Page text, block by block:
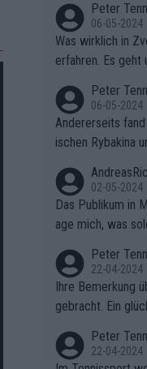
Peter
06-05-2024
Was wirklich in
erfahren. Es geht
Peter
06-05-2024
Andererseits
ischen Rybakina
02-05-2024
Das Publikum in
age mich, was
ben.
Peter
22-04-2024
Ihre Bemerkung
gebracht. Ein
Peter
22-04-2024